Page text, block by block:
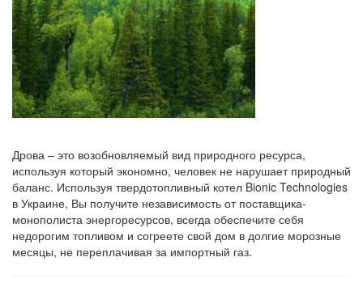
Дрова – это возобновляемый вид природного ресурса,
используя который экономно, человек не нарушает природный
баланс. Используя твердотопливный котел Bionic Technologies
в Украине, Вы получите независимость от поставщика-
монополиста энергоресурсов, всегда обеспечите себя
недорогим топливом и согреете свой дом в долгие морозные
месяцы, не переплачивая за импортный газ.